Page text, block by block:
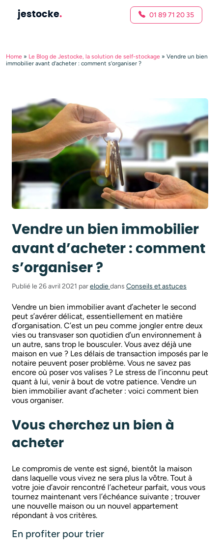
jestocke. 01 89 71 20 35
Home » Le Blog de Jestocke, la solution de self-stockage » Vendre un bien
immobilier avant d’acheter : comment s’organiser ?
Vendre un bien immobilier
avant d’acheter : comment
s’organiser ?
Publié le 26 avril 2021 parelodiedans Conseils et astuces
Vendre un bien immobilier avant d’acheter le second
peut s’avérer délicat, essentiellement en matière
d’organisation. C’est un peu comme jongler entre deux
vies ou transvaser son quotidien d’un environnement à
un autre, sans trop le bousculer. Vous avez déjà une
maison en vue ? Les délais de transaction imposés par le
notaire peuvent poser problème. Vous ne savez pas
encore où poser vos valises ? Le stress de l’inconnu peut
quant à lui, venir à bout de votre patience. Vendre un
bien immobilier avant d’acheter : voici comment bien
vous organiser.
Vous cherchez un bien à
acheter
Le compromis de vente est signé, bientôt la maison
dans laquelle vous vivez ne sera plus la vôtre. Tout à
votre joie d’avoir rencontré l’acheteur parfait, vous vous
tournez maintenant vers l’échéance suivante ; trouver
une nouvelle maison ou un nouvel appartement
répondant à vos critères.
En profiter pour trier